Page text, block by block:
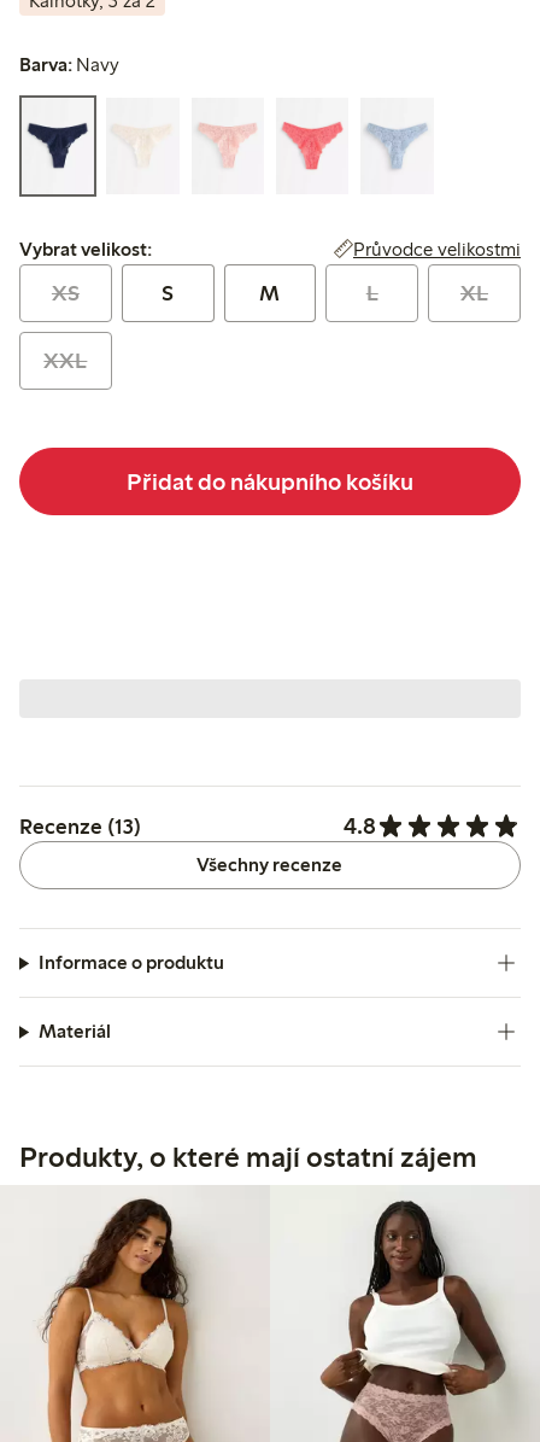
Barva: Navy
Vybrat velikost:
Vybrat velikost: Průvodce velikostmi
XS S M L XL
XXL
Přidat do nákupního košíku
Recenze (13) 4.8
Všechny recenze
Informace o produktu
Materiál
Produkty, o které mají ostatní zájem